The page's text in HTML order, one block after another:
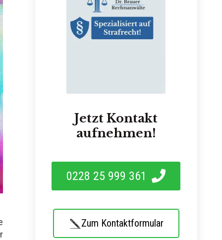
Jetzt Kontakt
aufnehmen!
0228 25 999 361
Zum Kontaktformular